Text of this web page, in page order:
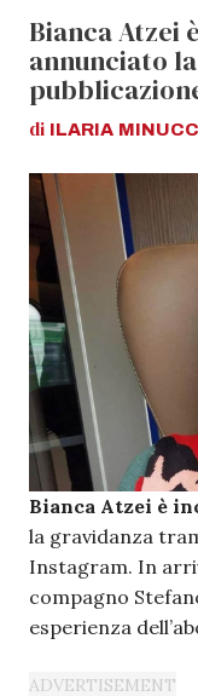
Bianca Atzei
annunciato
di ILARIA
Bianca Atzei è
la gravidanza
Instagram. In
compagno
esperienza